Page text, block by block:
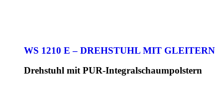
WS 1210 E – DREHSTUHL MIT GLEITERN
Drehstuhl mit PUR-Integralschaumpolstern